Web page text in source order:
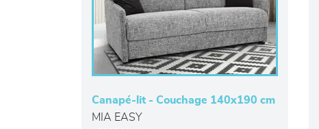
Canapé-lit - Couchage 140x190 cm
MIA EASY